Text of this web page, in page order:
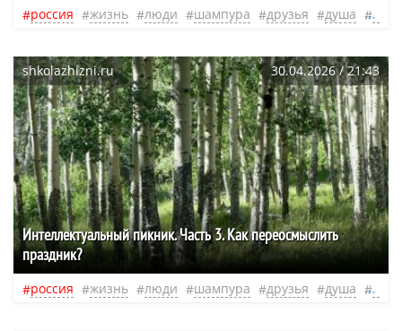
россия жизнь люди шампура друзья душа 1
shkolazhizni.ru 30.04.2026 / 21:43
​Интеллектуальный пикник. Часть 3. Как переосмыслить
праздник?
россия жизнь люди шампура друзья душа 1